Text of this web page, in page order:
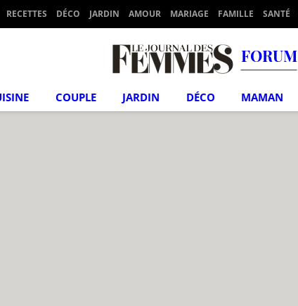
RECETTES DÉCO JARDIN AMOUR MARIAGE FAMILLE SANTÉ
FORUM
COUPLE JARDIN DÉCO MAMAN